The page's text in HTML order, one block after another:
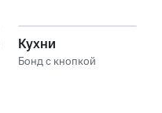
Кухни
Бонд с кнопкой